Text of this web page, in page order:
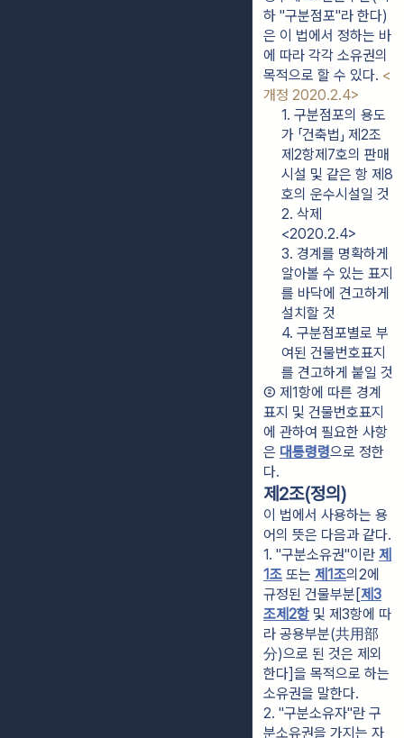
하 "구분점포"라 한다)
은 이 법에서 정하는 바
에 따라 각각 소유권의
목적으로 할 수 있다. <
개정 2020.2.4>
1. 구분점포의 용도
가 「건축법」 제2조
제2항제7호의 판매
시설 및 같은 항 제8
호의 운수시설일 것
2. 삭제
<2020.2.4>
3. 경계를 명확하게
알아볼 수 있는 표지
를 바닥에 견고하게
설치할 것
4. 구분점포별로 부
여된 건물번호표지
를 견고하게 붙일 것
② 제1항에 따른 경계
표지 및 건물번호표지
에 관하여 필요한 사항
은 대통령령으로 정한
다.
제2조(정의)
이 법에서 사용하는 용
어의 뜻은 다음과 같다.
1. "구분소유권"이란 제
1조 또는 제1조의2에
규정된 건물부분[제3
조제2항 및 제3항에 따
라 공용부분(共用部
分)으로 된 것은 제외
한다]을 목적으로 하는
소유권을 말한다.
2. "구분소유자"란 구
분소유권을 가지는 자